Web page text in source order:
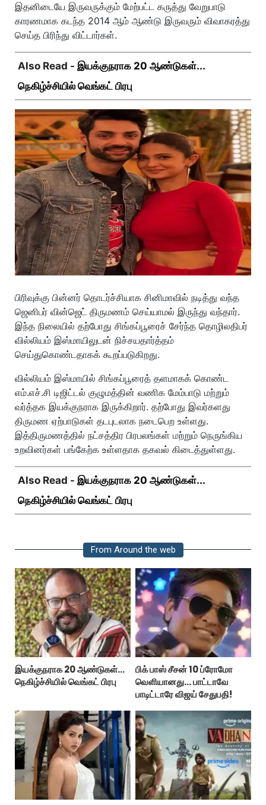
இதனிடையே இருவருக்கும் மேற்பட்ட கருத்து வேறுபாடு
காரணமாக கடந்த 2014 ஆம் ஆண்டு இருவரும் விவாகரத்து
செய்த பிரிந்து விட்டார்கள்.
Also Read - இயக்குநராக 20 ஆண்டுகள்...
நெகிழ்ச்சியில் வெங்கட் பிரபு
பிரிவுக்கு பின்னர் தொடர்ச்சியாக சினிமாவில் நடித்து வந்த
ஜெனிபர் வின்ஜெட் திருமணம் செய்யாமல் இருந்து வந்தார்.
இந்த நிலையில் தற்போது சிங்கப்பூரைச் சேர்ந்த தொழிலதிபர்
வில்லியம் இஸ்மாயிலுடன் நிச்சயதார்த்தம்
செய்துகொண்டதாகக் கூறப்படுகிறது.
வில்லியம் இஸ்மாயில் சிங்கப்பூரைத் தளமாகக் கொண்ட
எம்.எச்.சி டிஜிட்டல் குழுமத்தின் வணிக மேம்பாடு மற்றும்
வர்த்தக இயக்குநராக இருக்கிறார். தற்போது இவர்களது
திருமண ஏற்பாடுகள் தடபுடலாக நடைபெற உள்ளது.
இத்திருமணத்தில் நட்சத்திர பிரபலங்கள் மற்றும் நெருங்கிய
உறவினர்கள் பங்கேற்க உள்ளதாக தகவல் கிடைத்துள்ளது.
Also Read - இயக்குநராக 20 ஆண்டுகள்...
நெகிழ்ச்சியில் வெங்கட் பிரபு
From Around the web
இயக்குநராக 20 ஆண்டுகள்...
நெகிழ்ச்சியில் வெங்கட் பிரபு
பிக் பாஸ் சீசன் 10 ப்ரோமோ
வெளியானது... பாட்டாவே
பாடிட்டாரே விஜய் சேதுபதி!